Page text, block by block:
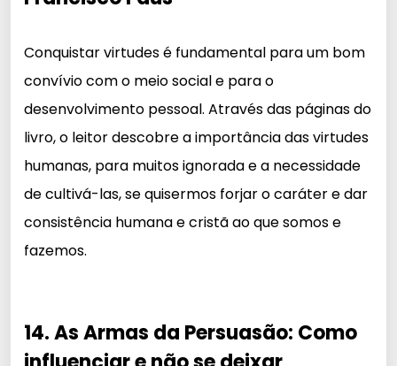
Conquistar virtudes é fundamental para um bom
convívio com o meio social e para o
desenvolvimento pessoal. Através das páginas do
livro, o leitor descobre a importância das virtudes
humanas, para muitos ignorada e a necessidade
de cultivá-las, se quisermos forjar o caráter e dar
consistência humana e cristã ao que somos e
fazemos.
14. As Armas da Persuasão: Como